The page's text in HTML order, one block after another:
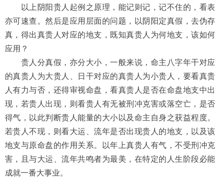
以上阴阳贵人起例之原理，能记则记，记不住的，看表
亦可速查。然后是应用层面的问题，以阴阳定真假，去伪存
真，得出真贵人对应的地支，既知真贵人为何地支，该如何
应用？
贵人分真假，亦分大小，一般来说，命主八字年干对应
的真贵人为大贵人、日干对应的真贵人为小贵人，要看真贵
人有力与否，还得审视命盘，看真贵人是否在命盘地支中出
现，若贵人出现，则看贵人有无被刑冲克害或落空亡，是否
得气，以此判断贵人能量的大小以及命主自身之获益程度。
若贵人不现，则看大运、流年是否出现贵人的地支，以及该
地支与原命盘的作用关系。以年上真贵人有气，不受刑冲克
害，且与大运、流年共鸣者为最美，在特定的人生阶段必能
成就一番大事业。